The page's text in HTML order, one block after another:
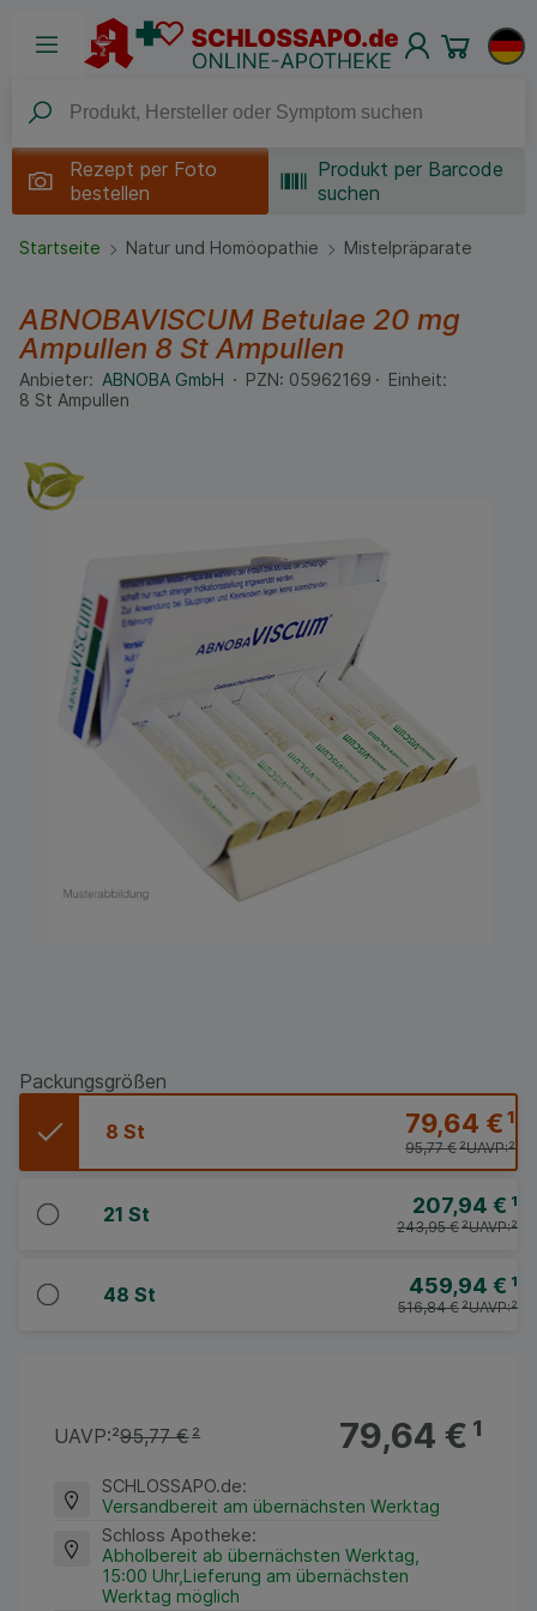
Rezept per Foto
bestellen
Produkt per Barcode
suchen
Startseite Natur und Homöopathie Mistelpräparate
ABNOBAVISCUM Betulae 20 mg
Ampullen 8 StAmpullen
Anbieter: ABNOBA GmbH PZN: 05962169
Einheit:
8 St Ampullen
Packungsgrößen
8 St 79,64 €¹
UAVP:²
95,77 €²
21 St 207,94 € ¹
UAVP:²
243,95 €²
48 St 459,94 € ¹
UAVP:²
516,84 €²
79,64 €¹
UAVP:²95,77 €²
SCHLOSSAPO.de:
Versandbereit am übernächsten Werktag
Schloss Apotheke:
Abholbereit ab übernächsten Werktag,
15:00 Uhr,Lieferung am übernächsten
Werktag möglich